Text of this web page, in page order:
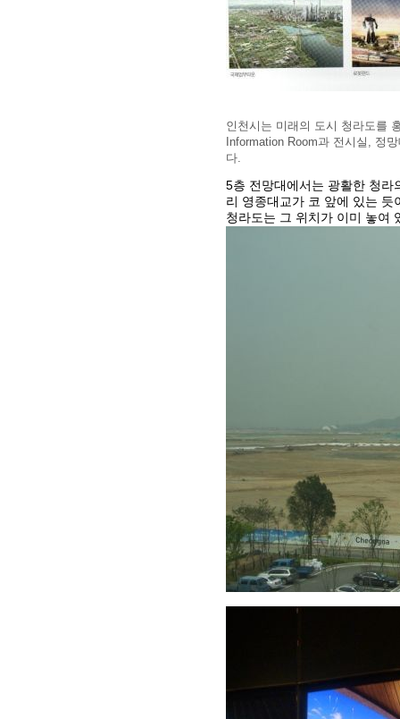
인천시는 미래의 도시 청라도를
Information Room과 전시실, 정
다.
5층 전망대에서는 광활한 청라
리 영종대교가 코 앞에 있는
청라도는 그 위치가 이미 놓여